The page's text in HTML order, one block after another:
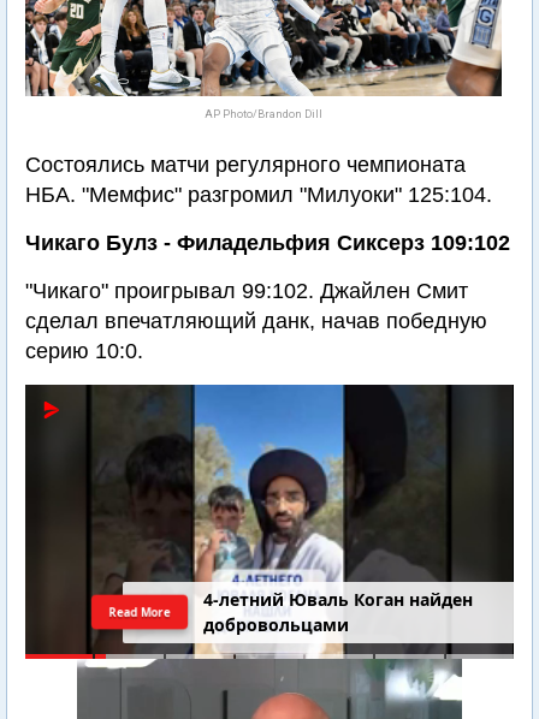
AP Photo/Brandon Dill
Состоялись матчи регулярного чемпионата
НБА. "Мемфис" разгромил "Милуоки" 125:104.
Чикаго Булз - Филадельфия Сиксерз 109:102
"Чикаго" проигрывал 99:102. Джайлен Смит
сделал впечатляющий данк, начав победную
серию 10:0.
4-летний Юваль Коган найден
добровольцами
Read More